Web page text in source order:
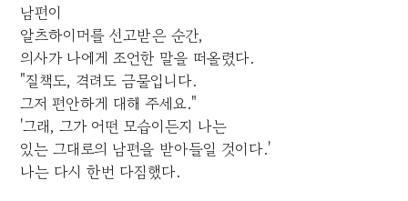
남편이
알츠하이머를 선고받은 순간,
의사가 나에게 조언한 말을 떠올렸다.
"질책도, 격려도 금물입니다.
그저 편안하게 대해 주세요."
'그래, 그가 어떤 모습이든지 나는
있는 그대로의 남편을 받아들일 것이다.'
나는 다시 한번 다짐했다.